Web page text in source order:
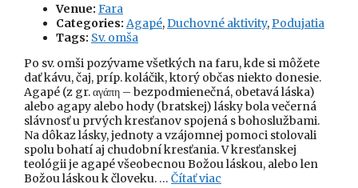
Venue: Fara
Categories: Agapé, Duchovné aktivity, Podujatia
Tags: Sv. omša
Po sv. omši pozývame všetkých na faru, kde si môžete
dať kávu, čaj, príp. koláčik, ktorý občas niekto donesie.
Agapé (z gr. αγάπη – bezpodmienečná, obetavá láska)
alebo agapy alebo hody (bratskej) lásky bola večerná
slávnosť u prvých kresťanov spojená s bohoslužbami.
Na dôkaz lásky, jednoty a vzájomnej pomoci stolovali
spolu bohatí aj chudobní kresťania. V kresťanskej
teológii je agapé všeobecnou Božou láskou, alebo len
Božou láskou k človeku. … Čítať viac